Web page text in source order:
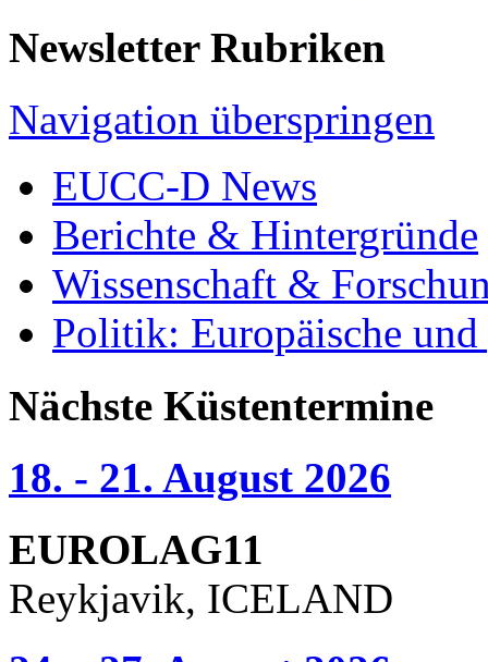
Newsletter Rubriken
Navigation überspringen
EUCC-D News
Berichte & Hintergründe
Wissenschaft &
Politik: Europäische
Nächste Küstentermine
18. - 21. August 2026
EUROLAG11
Reykjavik, ICELAND